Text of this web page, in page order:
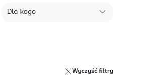
Dla kogo
Wyczyść filtry